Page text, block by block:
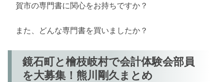
賀市の専門書に関心をお持ちですか？
また、どんな専門書を買いましたか？
鏡石町と檜枝岐村で会計体験会部員
を大募集！熊川剛久まとめ